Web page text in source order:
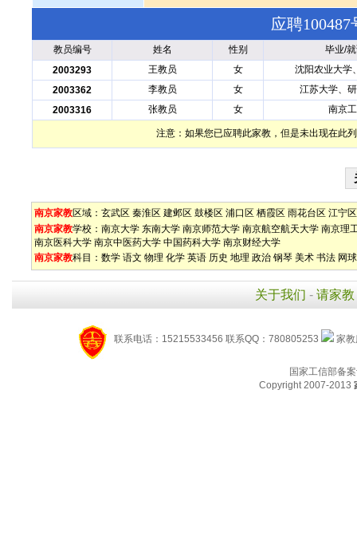
应聘
教员编号 姓名 性别
毕业/
2003293
王教员 女
沈阳农业大学
2003362
李教员 女
江苏大学、
2003316
张教员 女 南京
注意：如果您已应聘此家教，但是未出现在此
南京家教区域： 玄武区 秦淮区 建邺区 鼓楼区 浦口区 栖霞区 雨花台区 江宁区
南京家教学校： 南京大学 东南大学 南京师范大学 南京航空航天大学 南京理
南京医科大学 南京中医药大学 中国药科大学 南京财经大学
南京家教科目： 数学 语文 物理 化学 英语 历史 地理 政治 钢琴 美术 书法 网球
关于我们 - 请家教
联系电话：15215533456 联系QQ：780805253 家
国家工信部备
Copyright 2007-2013